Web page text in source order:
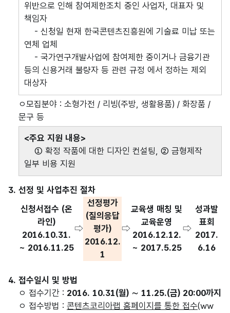
위반으로 인해 참여제한조치 중인 사업자, 대표자 및
책임자
- 신청일 현재 한국콘텐츠진흥원에 기술료 미납 또는
연체 업체
- 국가연구개발사업에 참여제한 중이거나 금융기관
등의 신용거래 불량자 등 관련 규정 에서 정하는 제외
대상자
ㅇ모집분야 : 소형가전 / 리빙(주방, 생활용품) / 화장품 /
문구 등
<주요 지원 내용>
① 확정 작품에 대한 디자인 컨설팅, ② 금형제작
일부 비용 지원
3. 선정 및 사업추진 절차
신청서접수 (온
라인)
2016.10.31.
~ 2016.11.25
⇨
선정평가
(질의응답
평가)
2016.12.
1
⇨
교육생 매칭 및
교육운영
2016.12.12.
~ 2017.5.25
⇨
성과발
표회
2017.
6.16
4. 접수일시 및 방법
ㅇ 접수기간 : 2016. 10.31(월) ∼ 11.25.(금) 20:00까지
ㅇ 접수방법 : 콘텐츠코리아랩 홈페이지를 통한 접수(ww